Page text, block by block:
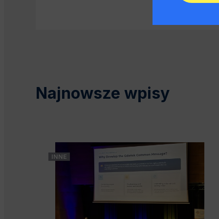
Najnowsze wpisy
INNE